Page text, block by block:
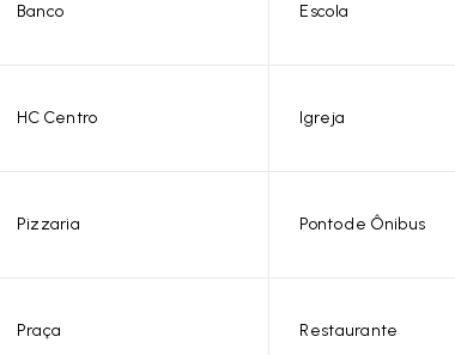
Banco Escola
HC Centro Igreja
Pizzaria Ponto de Ônibus
Praça Restaurante